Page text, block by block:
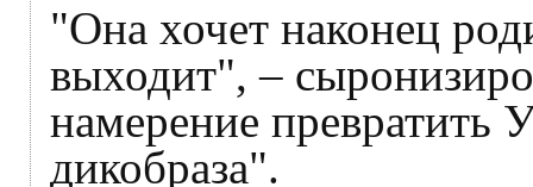
"Она хочет наконец
выходит", –
намерение превратить
дикобраза".